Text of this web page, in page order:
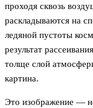
проходя сквозь
раскладываются на
ледяной пустоты
результат
толще слой
картина.
Это изображение —